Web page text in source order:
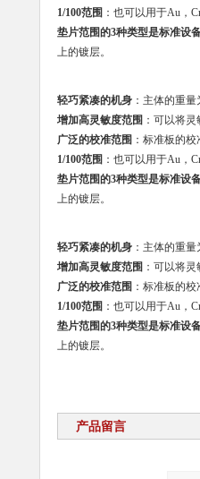
1/100范围 ：也可以用于Au，
垫片范围的3种类型是标准设
上的镀层。
轻巧紧凑的机身：主体的重量
增加高灵敏度范围 ：可以将
广泛的校准范围 ：标准板的
1/100范围 ：也可以用于Au，
垫片范围的3种类型是标准设
上的镀层。
轻巧紧凑的机身：主体的重量
增加高灵敏度范围 ：可以将
广泛的校准范围 ：标准板的
1/100范围 ：也可以用于Au，
垫片范围的3种类型是标准设
上的镀层。
产品留言